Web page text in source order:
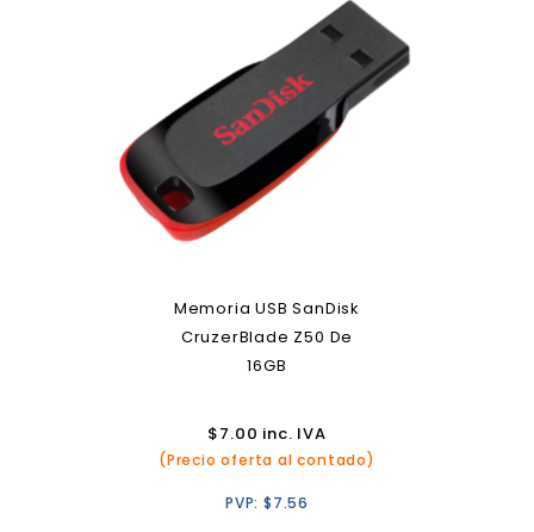
Memoria USB SanDisk
CruzerBlade Z50 De
16GB
$7.00 inc. IVA
(Precio oferta al contado)
PVP: $7.56